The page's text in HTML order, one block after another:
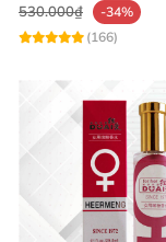
530.000₫
-34%
(166)